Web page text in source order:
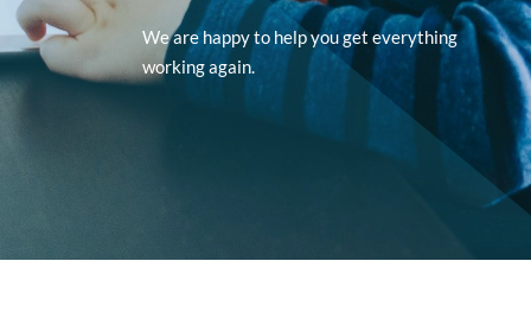
We are happy to help you get everything
working again.